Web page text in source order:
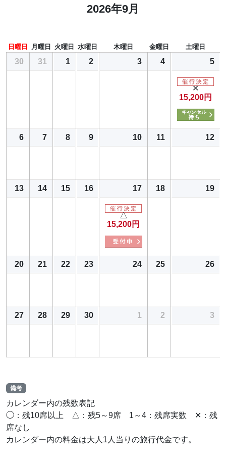
2026年9月
日曜日 月曜日 火曜日 水曜日 木曜日 金曜日 土曜日
30 31 1 2 3 4 5
✕
15,200円
6 7 8 9 10 11 12
13 14 15 16 17
△
15,200円
18 19
20 21 22 23 24 25 26
27 28 29 30 1 2 3
備考
カレンダー内の残数表記
◯：残10席以上 △：残5～9席 1～4：残席実数 ✕：残
席なし
カレンダー内の料金は大人1人当りの旅行代金です。